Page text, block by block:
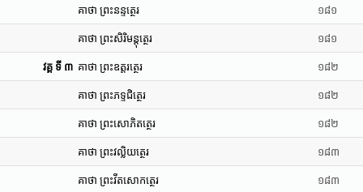
គាថា ព្រះនន្ទត្ថេរ ១៨១
គាថា ព្រះសិរិមន្តុត្ថេរ ១៨១
វគ្គ ទី ៣ គាថា ព្រះឧត្តរត្ថេរ ១៨២
គាថា ព្រះភទ្ទជិត្ថេរ ១៨២
គាថា ព្រះសោភិតត្ថេរ ១៨២
គាថា ព្រះវល្លិយត្ថេរ ១៨៣
គាថា ព្រះវីតសោកត្ថេរ ១៨៣